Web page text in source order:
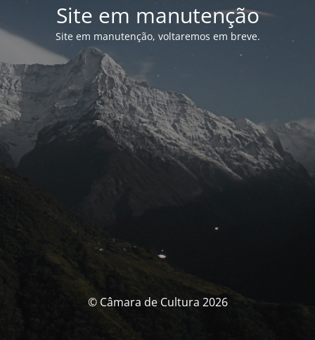
Site em manutenção
Site em manutenção, voltaremos em breve.
© Câmara de Cultura 2026